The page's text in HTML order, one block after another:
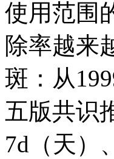
使用范围
除率越来
斑：从
五版共识
7d（天）